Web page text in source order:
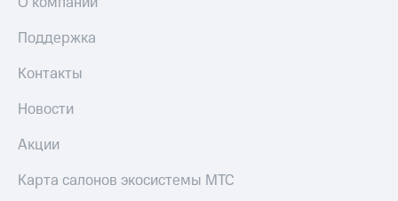
Поддержка
Контакты
Новости
Акции
Карта салонов экосистемы МТС